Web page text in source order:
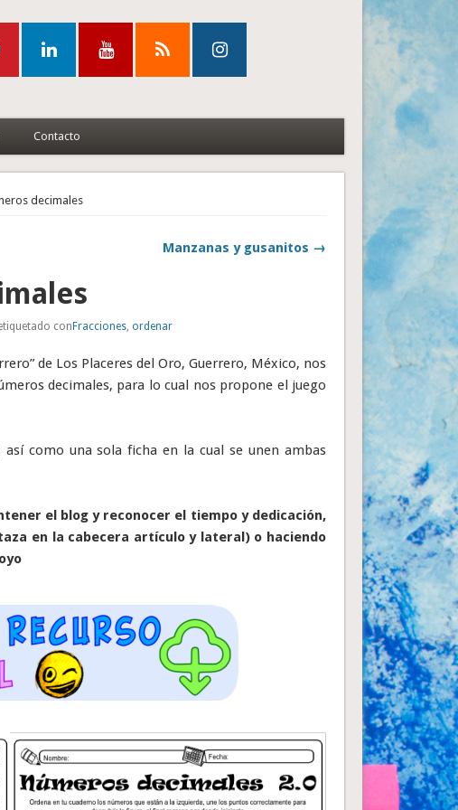
Contacto
decimales
Manzanas y gusanitos →
conFracciones, ordenar
de Los Placeres del Oro, Guerrero, México, nos
decimales, para lo cual nos propone el juego
como una sola ficha en la cual se unen ambas
el blog y reconocer el tiempo y dedicación,
en la cabecera artículo y lateral) o haciendo